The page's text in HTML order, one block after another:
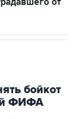
от
бойкот
ФИФА